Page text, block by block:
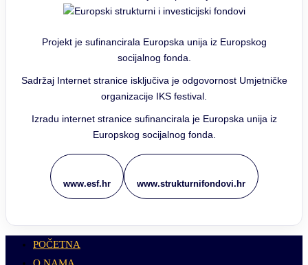
Projekt je sufinancirala Europska unija iz Europskog
socijalnog fonda.
Sadržaj Internet stranice isključiva je odgovornost Umjetničke
organizacije IKS festival.
Izradu internet stranice sufinancirala je Europska unija iz
Europskog socijalnog fonda.
www.esf.hr www.strukturnifondovi.hr
POČETNA